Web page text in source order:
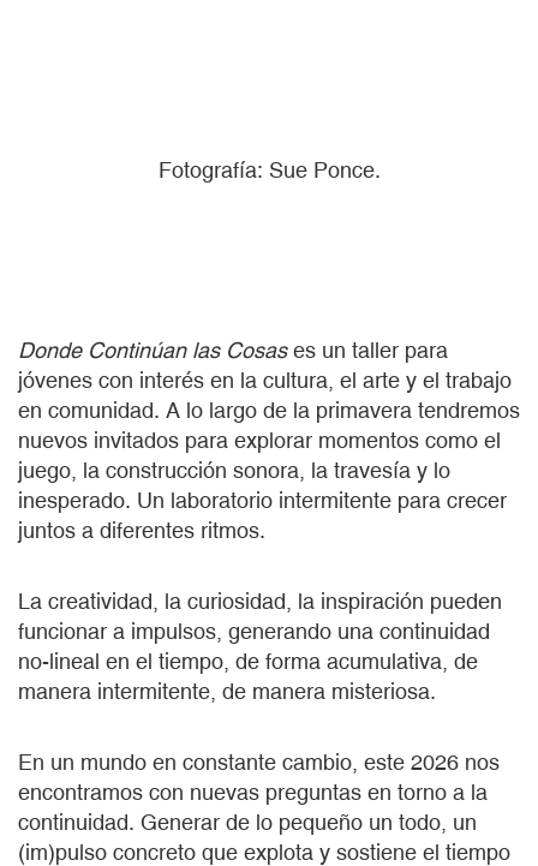
Fotografía: Sue Ponce.
Donde Continúan las Cosases un taller para
jóvenes con interés en la cultura, el arte y el trabajo
en comunidad. A lo largo de la primavera tendremos
nuevos invitados para explorar momentos como el
juego, la construcción sonora, la travesía y lo
inesperado. Un laboratorio intermitente para crecer
juntos a diferentes ritmos.
La creatividad, la curiosidad, la inspiración pueden
funcionar a impulsos, generando una continuidad
no-lineal en el tiempo, de forma acumulativa, de
manera intermitente, de manera misteriosa.
En un mundo en constante cambio, este 2026 nos
encontramos con nuevas preguntas en torno a la
continuidad. Generar de lo pequeño un todo, un
(im)pulso concreto que explota y sostiene el tiempo